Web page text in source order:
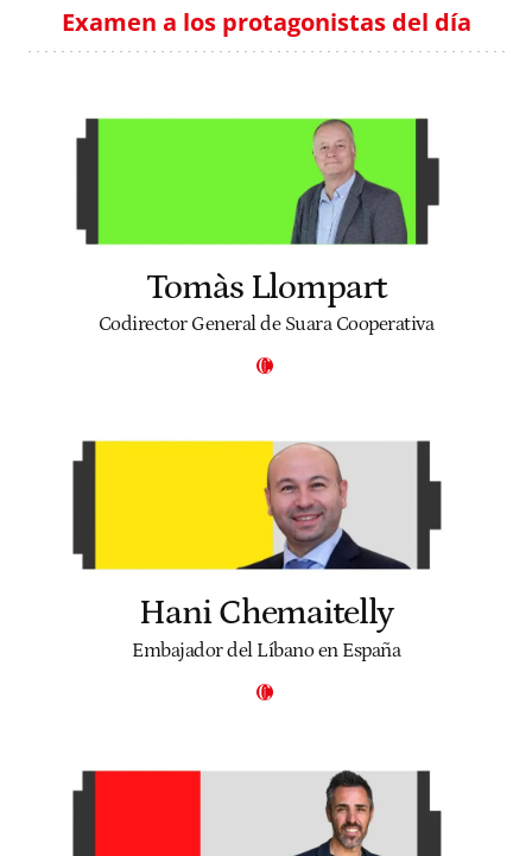
Examen a los protagonistas del día
Tomàs Llompart
Codirector General de Suara Cooperativa
Hani Chemaitelly
Embajador del Líbano en España